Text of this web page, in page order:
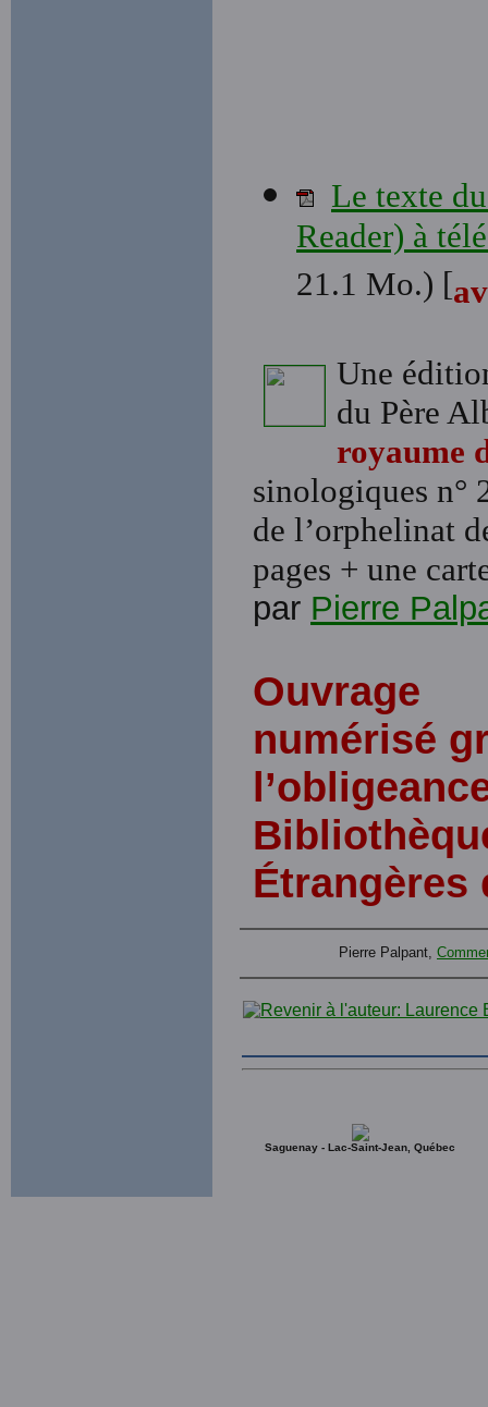
Le texte
Reader) à
21.1 Mo.) [
Une
du Père
royaume
sinologiques n°
de l’orphelinat
pages + une
par Pierre
Ouvrage
numérisé
Étrangères
Pierre Palpant,
Saguenay - Lac-Saint-Jean, Québec